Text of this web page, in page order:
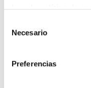
Necesario
Preferencias
con una jornada
jornada de 35